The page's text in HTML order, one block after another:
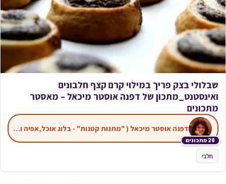
שבלולי בצק פריך במילוי קרם קצף חלבונים
ואינסטנט_מתכון של דפנה אוסטר מיכאל – מאסטר
מתכונים
20 מתכונים
דפנה אוסטר מיכאל ( "מתנות קטנות" - בלוג אוכל,אפיה ועוד)
חלבי